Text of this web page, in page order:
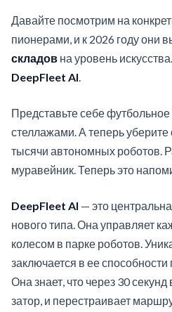
Давайте посмотрим на
пионерами, и к 2026 году они
складов на уровень
DeepFleet AI.
Представьте себе
стеллажами. А теперь уберите
тысячи автономных роботов.
муравейник. Теперь это
DeepFleet AI — это
нового типа. Она управляет
колесом в парке роботов.
заключается в ее
Она знает, что через 30 секунд
затор, и перестраивает